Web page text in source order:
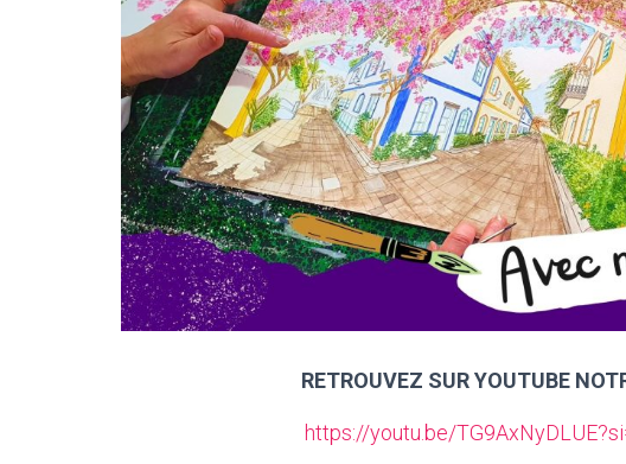
RETROUVEZ SUR YOUTUBE
https://youtu.be/